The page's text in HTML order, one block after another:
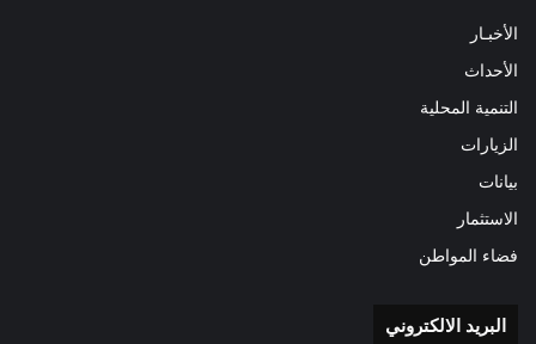
الأخبـار
الأحداث
التنمية المحلية
الزيارات
بيانات
الاستثمار
فضاء المواطن
البريد الالكتروني